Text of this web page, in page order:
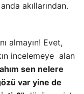
akıllarından.
almayın! Evet,
incelemeye alan
sen nelere
var yine de